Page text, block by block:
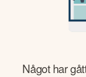
Något har